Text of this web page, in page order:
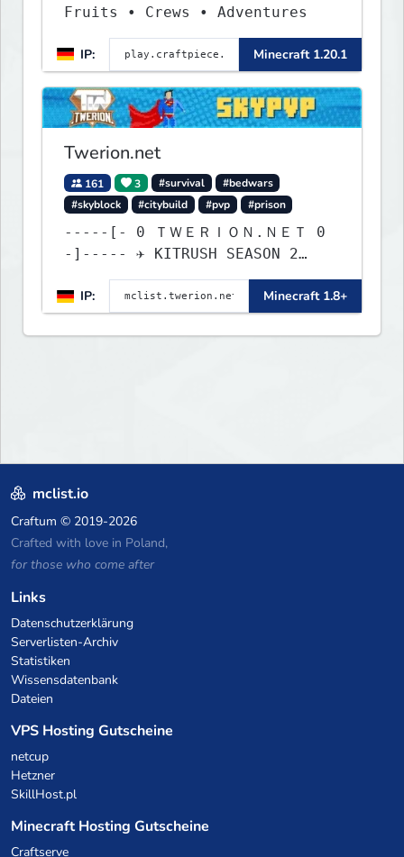
Fruits • Crews • Adventures
IP: Minecraft 1.20.1
Twerion.net
161 3 #survival
#bedwars
#skyblock
#citybuild #pvp #prison
-----[- 0 ＴＷＥＲＩＯＮ.ＮＥＴ 0
-]----- ✈ KITRUSH SEASON 2
RELEASE ✈ 1d, 8h, 35m
IP:
Minecraft 1.8+
mclist.io
Craftum © 2019-2026
Crafted with love in Poland,
for those who come after
Links
Datenschutzerklärung
Serverlisten-Archiv
Statistiken
Wissensdatenbank
Dateien
VPS Hosting Gutscheine
netcup
Hetzner
SkillHost.pl
Minecraft Hosting Gutscheine
Craftserve